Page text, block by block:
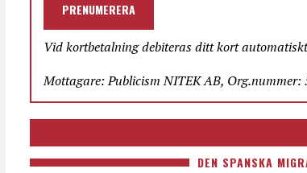
PRENUMERERA
Vid kortbetalning debiteras ditt kort
Mottagare: Publicism NITEK AB, Org.nummer:
DEN SPANSKA